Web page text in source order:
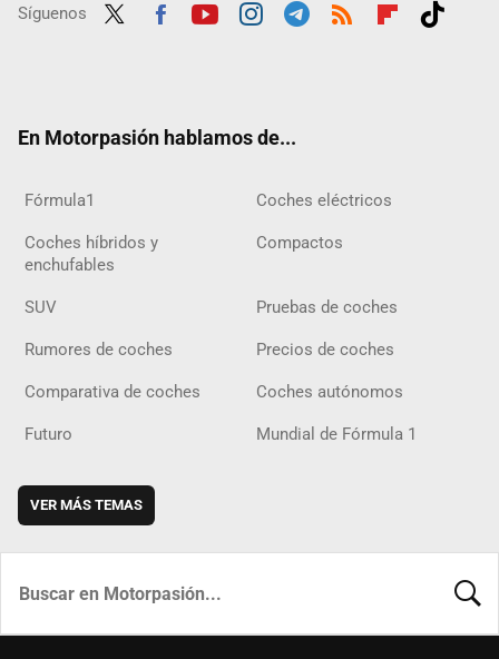
Síguenos
En Motorpasión hablamos de...
Fórmula1 Coches eléctricos
Coches híbridos y
enchufables
Compactos
SUV Pruebas de coches
Rumores de coches Precios de coches
Comparativa de coches Coches autónomos
Futuro Mundial de Fórmula 1
VER MÁS TEMAS